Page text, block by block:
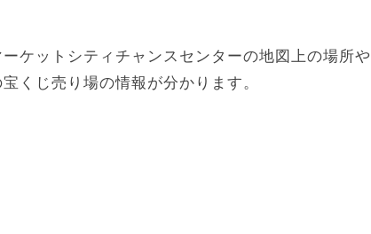
ケットシティチャンスセンターの地図上の場所や
くじ売り場の情報が分かります。